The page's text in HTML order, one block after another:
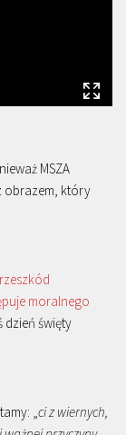
MSZA
obrazem, który
moralnego
dzień święty
„ ci z wiernych,